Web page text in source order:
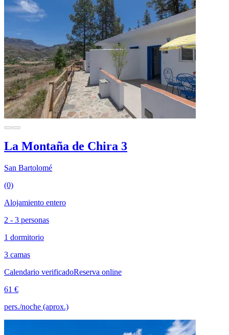
La Montaña de Chira 3
San Bartolomé
(0)
Alojamiento entero
2 - 3 personas
1 dormitorio
3 camas
Calendario verificadoReserva online
61 €
pers./noche (aprox.)